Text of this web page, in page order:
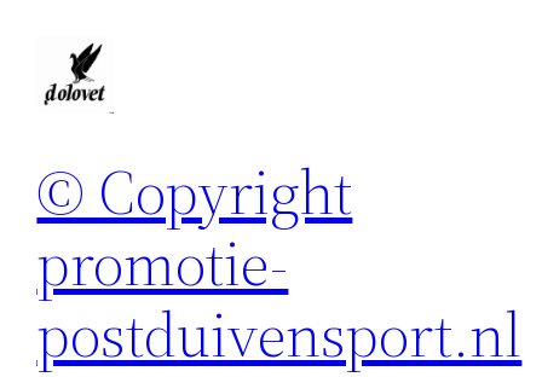
© Copyright
promotie-
postduivensport.nl